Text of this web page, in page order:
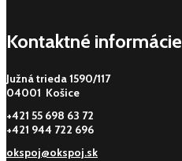
Kontaktné informácie
Južná trieda 1590/117
04001 Košice
+421 55 698 63 72
+421 944 722 696
okspoj@okspoj.sk